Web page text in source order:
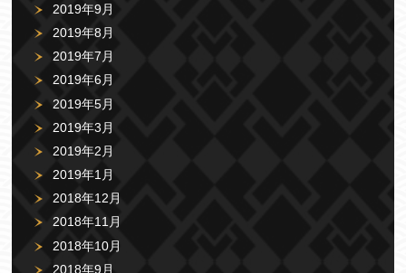
2019年9月
2019年8月
2019年7月
2019年6月
2019年5月
2019年3月
2019年2月
2019年1月
2018年12月
2018年11月
2018年10月
2018年9月